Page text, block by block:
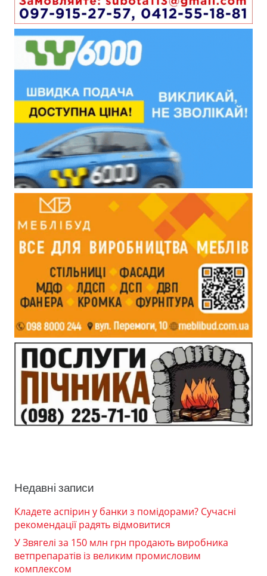
Недавні записи
Кладете аспірин у банки з помідорами? Сучасні
рекомендації радять відмовитися
У Звягелі за 150 млн грн продають виробника
ветпрепаратів із великим промисловим
комплексом